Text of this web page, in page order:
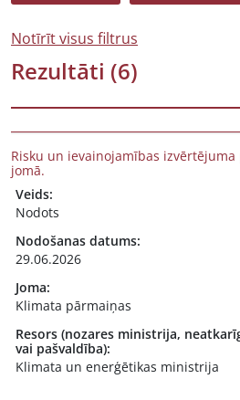
Notīrīt visus filtrus
Rezultāti (6)
Risku un ievainojamības
jomā.
Veids:
Nodots
Nodošanas datums:
29.06.2026
Joma:
Klimata pārmaiņas
Resors (nozares ministrija,
vai pašvaldība):
Klimata un enerģētikas ministrija